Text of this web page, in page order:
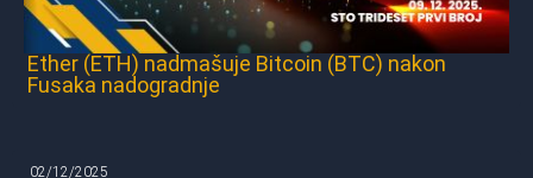
Ether (ETH) nadmašuje Bitcoin (BTC) nakon
Fusaka nadogradnje
02/12/2025